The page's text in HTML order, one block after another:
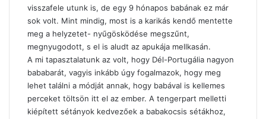
visszafele utunk is, de egy 9 hónapos babának ez már
sok volt. Mint mindig, most is a karikás kendő mentette
meg a helyzetet- nyűgösködése megszűnt,
megnyugodott, s el is aludt az apukája mellkasán.
A mi tapasztalatunk az volt, hogy Dél-Portugália nagyon
bababarát, vagyis inkább úgy fogalmazok, hogy meg
lehet találni a módját annak, hogy babával is kellemes
perceket töltsön itt el az ember. A tengerpart melletti
kiépített sétányok kedvezőek a babakocsis sétákhoz,